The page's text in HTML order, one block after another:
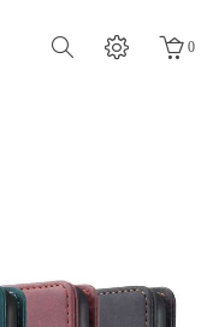
0